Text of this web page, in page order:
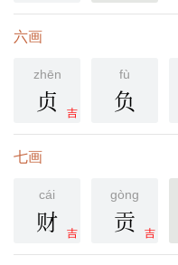
六画
zhēn
吉
贞
fù
负
七画
cái
吉
财
gòng
吉
贡